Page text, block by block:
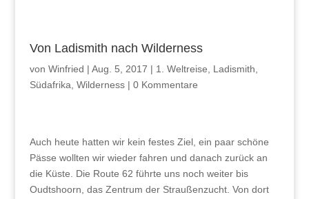
Von Ladismith nach Wilderness
von Winfried | Aug. 5, 2017 | 1. Weltreise Ladismith
Südafrika Wilderness| 0 Kommentare
Auch heute hatten wir kein festes Ziel, ein paar schöne
Pässe wollten wir wieder fahren und danach zurück an
die Küste. Die Route 62 führte uns noch weiter bis
Oudtshoorn, das Zentrum der Straußenzucht. Von dort